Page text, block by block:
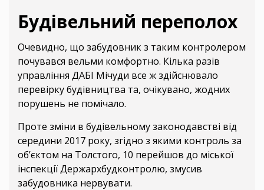
Будівельний переполох
Очевидно, що забудовник з таким контролером
почувався вельми комфортно. Кілька разів
управління ДАБІ Мічуди все ж здійснювало
перевірку будівництва та, очікувано, жодних
порушень не помічало.
Проте зміни в будівельному законодавстві від
середини 2017 року, згідно з якими контроль за
об’єктом на Толстого, 10 перейшов до міської
інспекції Держархбудконтролю, змусив
забудовника нервувати.